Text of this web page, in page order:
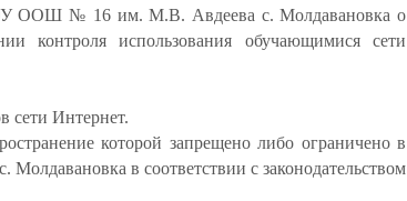
ООШ № 16 им. М.В. Авдеева с. Молдавановка о
контроля использования обучающимися сети
сети Интернет.
которой запрещено либо ограничено в
в соответствии с законодательством